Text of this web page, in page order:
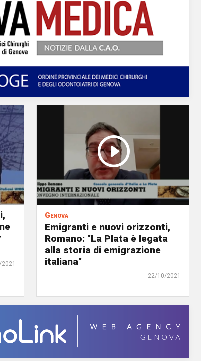
Genova
Emigranti e nuovi orizzonti,
Romano: "La Plata è legata
alla storia di emigrazione
italiana"
22/10/2021